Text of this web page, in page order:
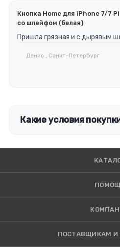
Кнопка Home для iPhone 7/7
со шлейфом (белая)
Пришла грязная и с дырявым
Денис , Санкт-Петербург
Какие условия
ПОСТАВЩИКАМ И